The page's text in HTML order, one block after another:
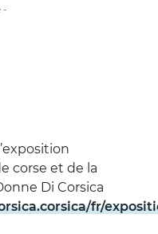
corse et de la
Di Corsica
fr/